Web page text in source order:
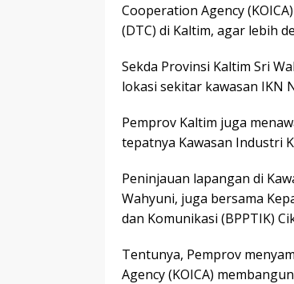
Cooperation Agency
(DTC) di Kaltim, agar lebih
Sekda Provinsi Kaltim Sri
lokasi sekitar kawasan IKN
Pemprov Kaltim juga
tepatnya Kawasan Industri
Peninjauan lapangan di
Wahyuni, juga bersama
dan Komunikasi (BPPTIK)
Tentunya, Pemprov
Agency (KOICA)